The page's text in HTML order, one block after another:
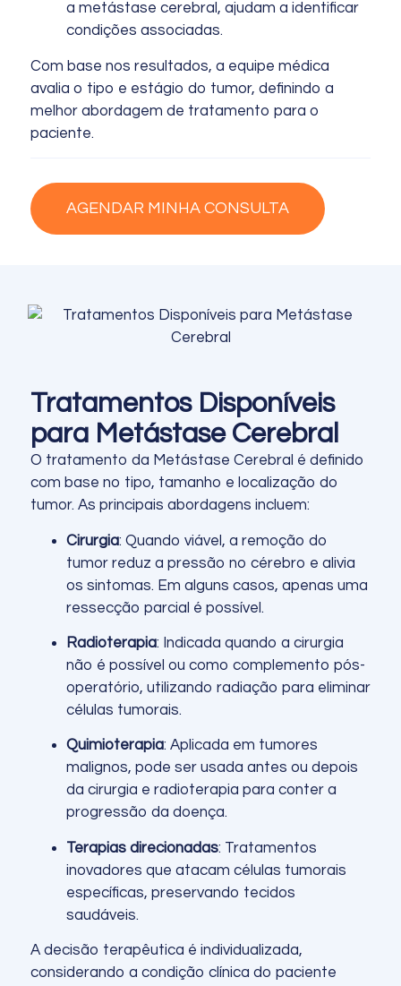
a metástase cerebral, ajudam a identificar
condições associadas.
Com base nos resultados, a equipe médica
avalia o tipo e estágio do tumor, definindo a
melhor abordagem de tratamento para o
paciente.
AGENDAR MINHA CONSULTA
Tratamentos Disponíveis
para Metástase Cerebral
O tratamento da Metástase Cerebral é definido
com base no tipo, tamanho e localização do
tumor. As principais abordagens incluem:
Cirurgia: Quando viável, a remoção do
tumor reduz a pressão no cérebro e alivia
os sintomas. Em alguns casos, apenas uma
ressecção parcial é possível.
Radioterapia: Indicada quando a cirurgia
não é possível ou como complemento pós-
operatório, utilizando radiação para eliminar
células tumorais.
Quimioterapia: Aplicada em tumores
malignos, pode ser usada antes ou depois
da cirurgia e radioterapia para conter a
progressão da doença.
Terapias direcionadas: Tratamentos
inovadores que atacam células tumorais
específicas, preservando tecidos
saudáveis.
A decisão terapêutica é individualizada,
considerando a condição clínica do paciente